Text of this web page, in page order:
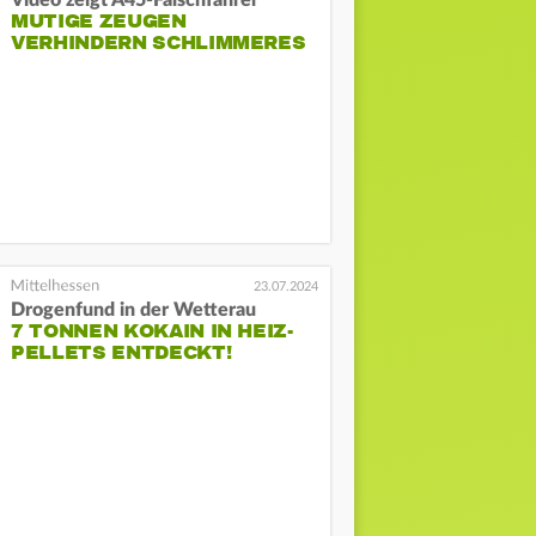
MUTIGE ZEUGEN
VERHINDERN SCHLIMMERES
23.07.2024
Drogenfund in der Wetterau
7 TONNEN KOKAIN IN HEIZ-
PELLETS ENTDECKT!